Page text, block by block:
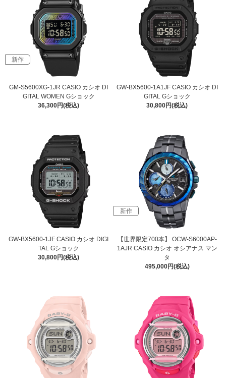
新作
GM-S5600XG-1JR CASIO カシオ DI
GITAL WOMEN Gショック
36,300円(税込)
GW-BX5600-1A1JF CASIO カシオ DI
GITAL Gショック
30,800円(税込)
GW-BX5600-1JF CASIO カシオ DIGI
TAL Gショック
30,800円(税込)
新作
【世界限定700本】 OCW-S6000AP-
1AJR CASIO カシオ オシアナス マン
タ
495,000円(税込)